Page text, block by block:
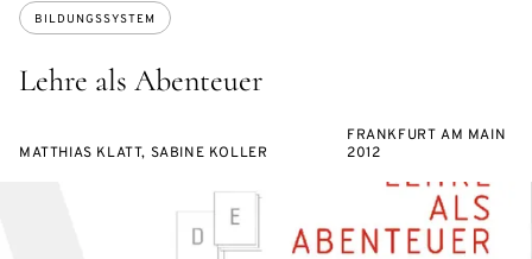
Lehre als Abenteuer
BILDUNGSSYSTEM
MATTHIAS KLATT, SABINE KOLLER
FRANKFURT AM MAIN
2012